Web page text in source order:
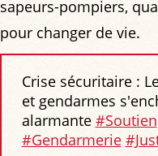
sapeurs-pompiers,
pour changer de vie.
Crise sécuritaire :
et gendarmes
alarmante #Soutien
#Gendarmerie